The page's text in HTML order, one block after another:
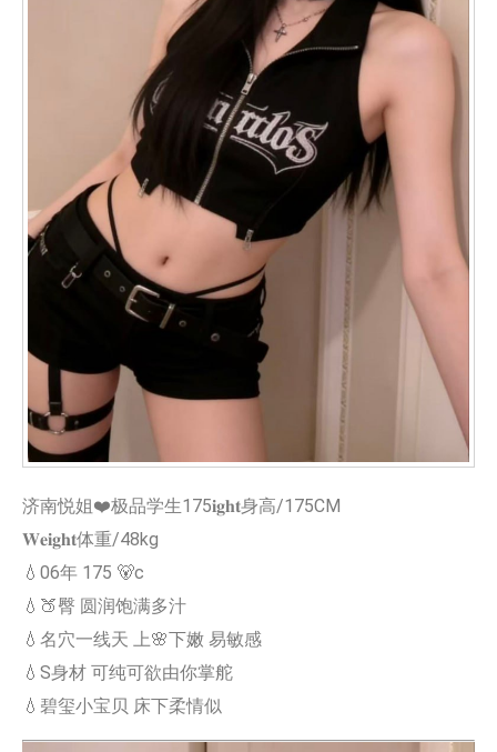
济南悦姐❤️极品学生175𝐢𝐠𝐡𝐭身高/175CM
𝐖𝐞𝐢𝐠𝐡𝐭体重/48kg
💧06年 175 🐻c
💧🍑臀 圆润饱满多汁
💧名穴一线天 上🌸下嫩 易敏感
💧S身材 可纯可欲由你掌舵
💧碧玺小宝贝 床下柔情似